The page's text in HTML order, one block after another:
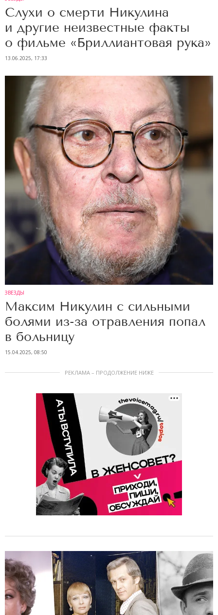
Слухи о смерти Никулина
и другие неизвестные факты
о фильме «Бриллиантовая рука»
13.06.2025, 17:33
ЗВЕЗДЫ
Максим Никулин с сильными
болями из-за отравления попал
в больницу
15.04.2025, 08:50
РЕКЛАМА – ПРОДОЛЖЕНИЕ НИЖЕ